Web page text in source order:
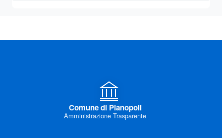
Comune di Pianopoli
Amministrazione Trasparente